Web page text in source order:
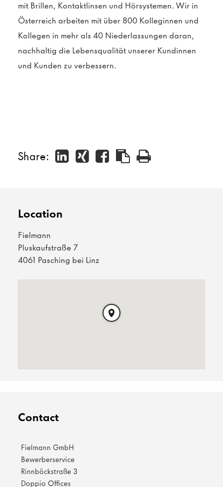
mit Brillen, Kontaktlinsen und Hörsystemen. Wir in
Österreich arbeiten mit über 800 Kolleginnen und
Kollegen in mehr als 40 Niederlassungen daran,
nachhaltig die Lebensqualität unserer Kundinnen
und Kunden zu verbessern.
Share:
Location
Fielmann
Pluskaufstraße 7
4061 Pasching bei Linz
Contact
Fielmann GmbH
Bewerberservice
Rinnböckstraße 3
Doppio Offices